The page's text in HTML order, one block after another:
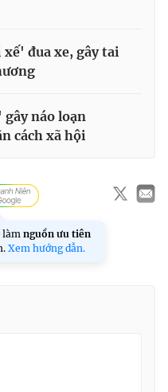
đua xe, gây tai
náo loạn
cách xã hội
làm nguồn ưu tiên
Xem hướng dẫn.